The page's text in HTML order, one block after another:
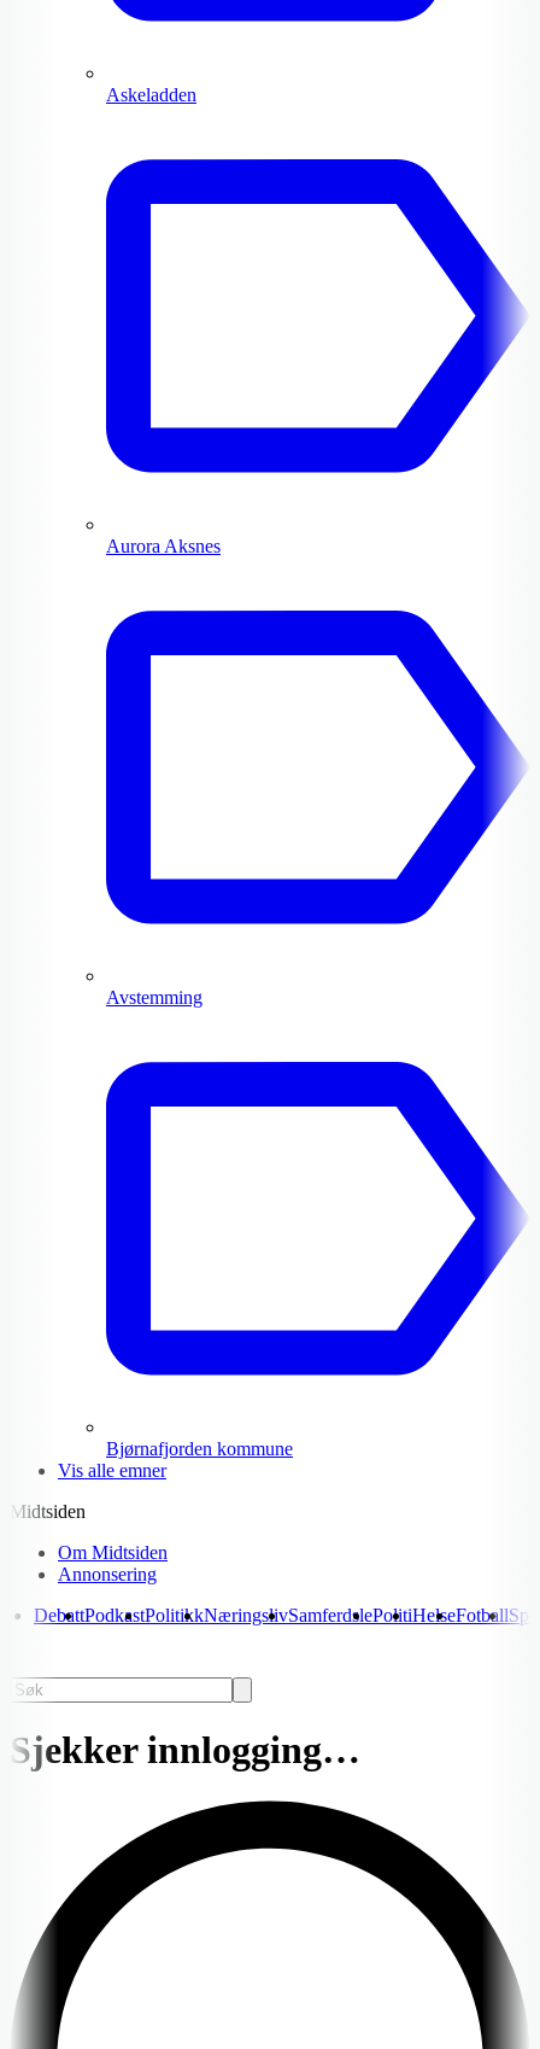
Askeladden
Aurora Aksnes
Avstemming
Bjørnafjorden kommune
Vis alle emner
Midtsiden
Om Midtsiden
Annonsering
DebattPodkastPolitikkNæringslivSamferdslePolitiHelseFotball
Sjekker innlogging…